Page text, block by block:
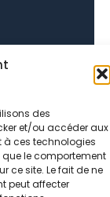
des
et/ou accéder aux
à ces technologies
le comportement
ce site. Le fait de ne
peut affecter